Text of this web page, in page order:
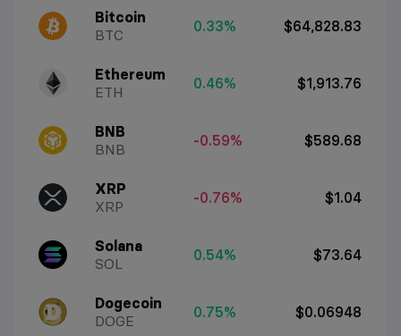
Bitcoin
BTC
0.33% $64,828.83
Ethereum
ETH
0.46% $1,913.76
BNB
BNB
-0.59% $589.68
XRP
XRP
-0.76% $1.04
Solana
SOL
0.54% $73.64
Dogecoin
DOGE
0.75% $0.06948